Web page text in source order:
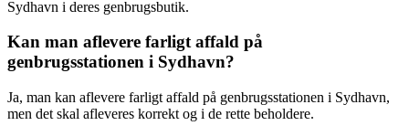
Sydhavn i deres genbrugsbutik.
Kan man aflevere farligt affald på
genbrugsstationen i Sydhavn?
Ja, man kan aflevere farligt affald på genbrugsstationen i Sydhavn,
men det skal afleveres korrekt og i de rette beholdere.